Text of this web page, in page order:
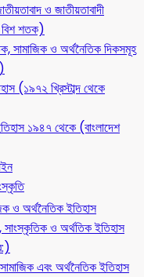
ও জাতীয়তাবাদী
শতক)
সামাজিক ও অর্থনৈতিক দিকসমূহ
(১৯৭২ খ্রিস্টাব্দ থেকে
১৯৪৭ থেকে (বাংলাদেশ
ও অর্থনৈতিক ইতিহাস
সাংস্কৃতিক ও অর্থতিক ইতিহাস
এবং অর্থনৈতিক ইতিহাস